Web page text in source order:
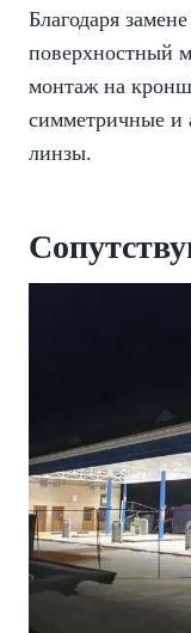
Благодаря
поверхностный
монтаж на
симметричные и
линзы.